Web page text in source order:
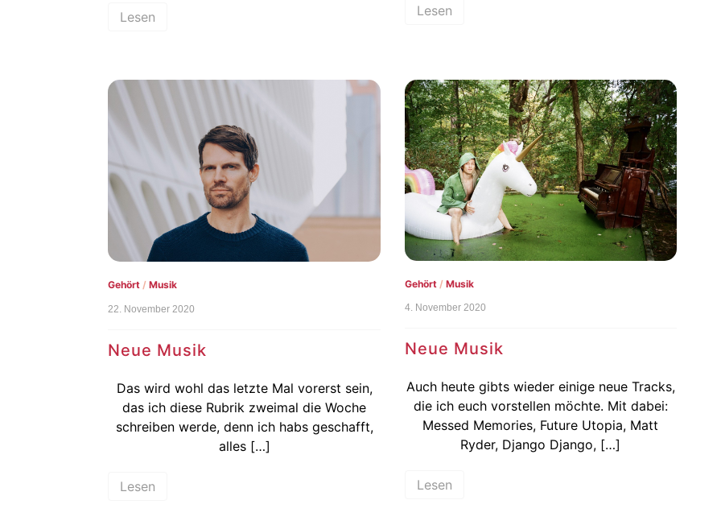
Lesen Lesen
Gehört /Musik
22. November 2020
Neue Musik
Das wird wohl das letzte Mal vorerst sein,
das ich diese Rubrik zweimal die Woche
schreiben werde, denn ich habs geschafft,
alles […]
Lesen
Gehört/ Musik
4. November 2020
Neue Musik
Auch heute gibts wieder einige neue Tracks,
die ich euch vorstellen möchte. Mit dabei:
Messed Memories, Future Utopia, Matt
Ryder, Django Django, […]
Lesen